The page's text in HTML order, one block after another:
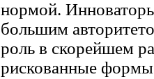
нормой.
большим
роль в скорейшем
рискованные формы